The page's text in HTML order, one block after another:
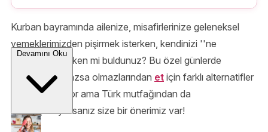
Kurban bayramında ailenize, misafirlerinize geleneksel
yemeklerimizden pişirmek isterken, kendinizi ''ne
pişirsem?'' derken mi buldunuz? Bu özel günlerde
sofraların olmazsa olmazlarından et için farklı alternatifler
denemek istiyor ama Türk mutfağından da
vazgeçemiyorsanız size bir önerimiz var!
Devamını Oku